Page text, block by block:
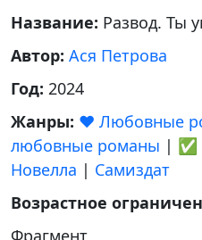
Название: Развод. Ты
Автор: Ася Петрова
Год: 2024
Жанры: ❤️ Любовные
любовные романы | ✅
Новелла | Самиздат
Возрастное
Фрагмент